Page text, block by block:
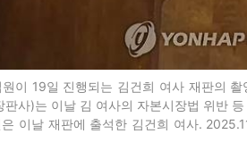
이 19일 진행되는 김건희 여사 재판의 촬
사)는 이날 김 여사의 자본시장법 위반 등
이날 재판에 출석한 김건희 여사.